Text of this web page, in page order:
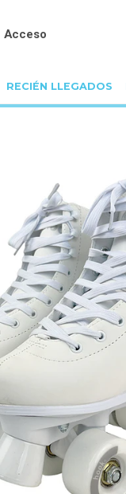
Acceso
RECIÉN LLEGADOS